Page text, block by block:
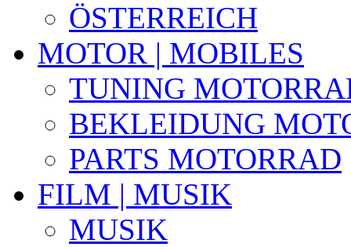
ÖSTERREICH
MOTOR | MOBILES
TUNING
BEKLEIDUNG
PARTS MOTORRAD
FILM | MUSIK
MUSIK